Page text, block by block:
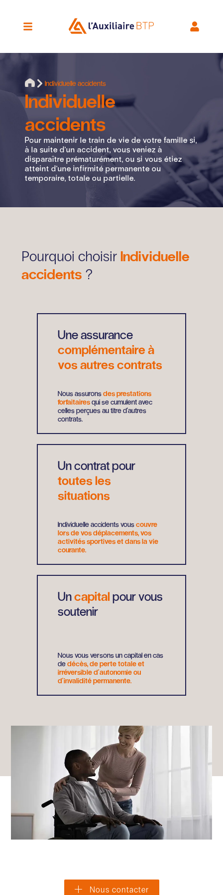
Individuelle accidents
Individuelle
accidents
Pour maintenir le train de vie de votre famille si,
à la suite d'un accident, vous veniez à
disparaître prématurément, ou si vous étiez
atteint d'une infirmité permanente ou
temporaire, totale ou partielle.
Pourquoi choisir Individuelle
accidents ?
Une assurance
complémentaire à
vos autres contrats
Nous assuronsdes prestations
forfaitairesqui se cumulent avec
celles perçues au titre d'autres
contrats.
Un contrat pour
toutes les
situations
Individuelle accidents vouscouvre
lors de vos déplacements, vos
activités sportives et dans la vie
courante.
Uncapitalpour vous
soutenir
Nous vous versons un capital en cas
dedécès, de perte totale et
irréversible d'autonomie ou
d'invalidité permanente.
Nous contacter